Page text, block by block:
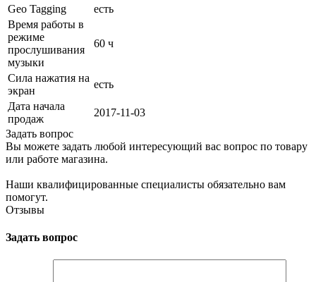
Geo Tagging
есть
Время работы в
режиме
прослушивания
музыки
60 ч
Сила нажатия на
экран
есть
Дата начала
продаж
2017-11-03
Задать вопрос
Вы можете задать любой интересующий вас вопрос по товару
или работе магазина.
Наши квалифицированные специалисты обязательно вам
помогут.
Отзывы
Задать вопрос